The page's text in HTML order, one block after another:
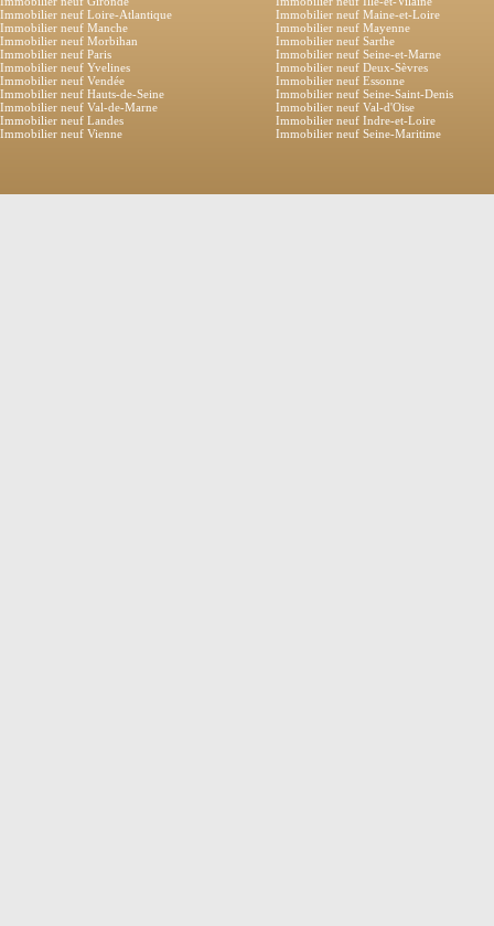
Immobilier neuf Loire-Atlantique
Immobilier neuf Maine-et-Loire
Immobilier neuf Manche
Immobilier neuf Mayenne
Immobilier neuf Morbihan
Immobilier neuf Sarthe
Immobilier neuf Paris
Immobilier neuf Seine-et-Marne
Immobilier neuf Yvelines
Immobilier neuf Deux-Sèvres
Immobilier neuf Vendée
Immobilier neuf Essonne
Immobilier neuf Hauts-de-Seine
Immobilier neuf Seine-Saint-Denis
Immobilier neuf Val-de-Marne
Immobilier neuf Val-d'Oise
Immobilier neuf Landes
Immobilier neuf Indre-et-Loire
Immobilier neuf Vienne
Immobilier neuf Seine-Maritime